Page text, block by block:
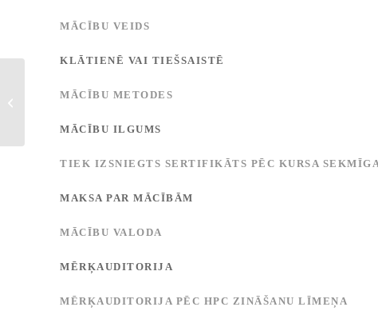
MĀCĪBU VEIDS
KLĀTIENĒ VAI TIEŠSAISTĒ
MĀCĪBU METODES
MĀCĪBU ILGUMS
TIEK IZSNIEGTS SERTIFIKĀTS PĒC KURSA
MAKSA PAR MĀCĪBĀM
MĀCĪBU VALODA
MĒRĶAUDITORIJA
MĒRĶAUDITORIJA PĒC HPC ZINĀŠANU LĪMEŅA
Dziļā mašīnmācīšanās